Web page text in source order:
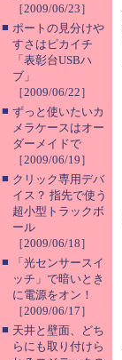
［2009/06/23］
■ ポートの見分けや
すさはピカイチ
「表彰台USBハ
ブ」
［2009/06/22］
■ ずっと使いたいカ
メラケースはオー
ダーメイドで
［2009/06/19］
■ クリック専用デバ
イス？ 指先で使う
超小型トラックボ
ール
［2009/06/18］
■
「光センサースイ
ッチ」で暗いとき
に電源をオン！
［2009/06/17］
■ 天井と壁面、どち
らにも取り付けら